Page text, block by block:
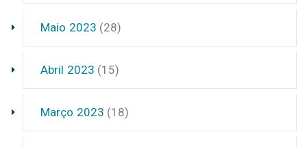
Maio 2023 (28)
Abril 2023 (15)
Março 2023 (18)